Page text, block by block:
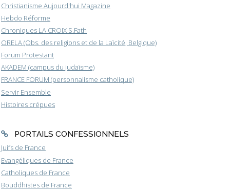
Christianisme Aujourd'hui Magazine
Hebdo Réforme
Chroniques LA CROIX S.Fath
ORELA (Obs. des religions et de la Laïcité, Belgique)
Forum Protestant
AKADEM (campus du judaïsme)
FRANCE FORUM (personnalisme catholique)
Servir Ensemble
Histoires crépues
PORTAILS CONFESSIONNELS
Juifs de France
Evangéliques de France
Catholiques de France
Bouddhistes de France